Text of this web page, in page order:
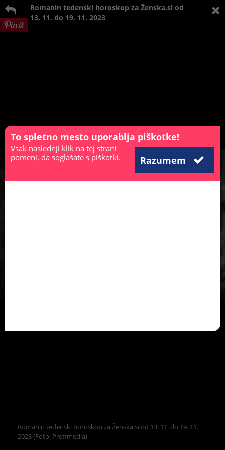
Romanin tedenski horoskop za Ženska.si od
13. 11. do 19. 11. 2023
Romanin tedenski horoskop za Ženska.si od 13. 11. do 19. 11.
2023 (Foto: Profimedia)
To spletno mesto uporablja piškotke!
Razumem
Vsak naslednji klik na tej strani
pomeni, da soglašate s piškotki.